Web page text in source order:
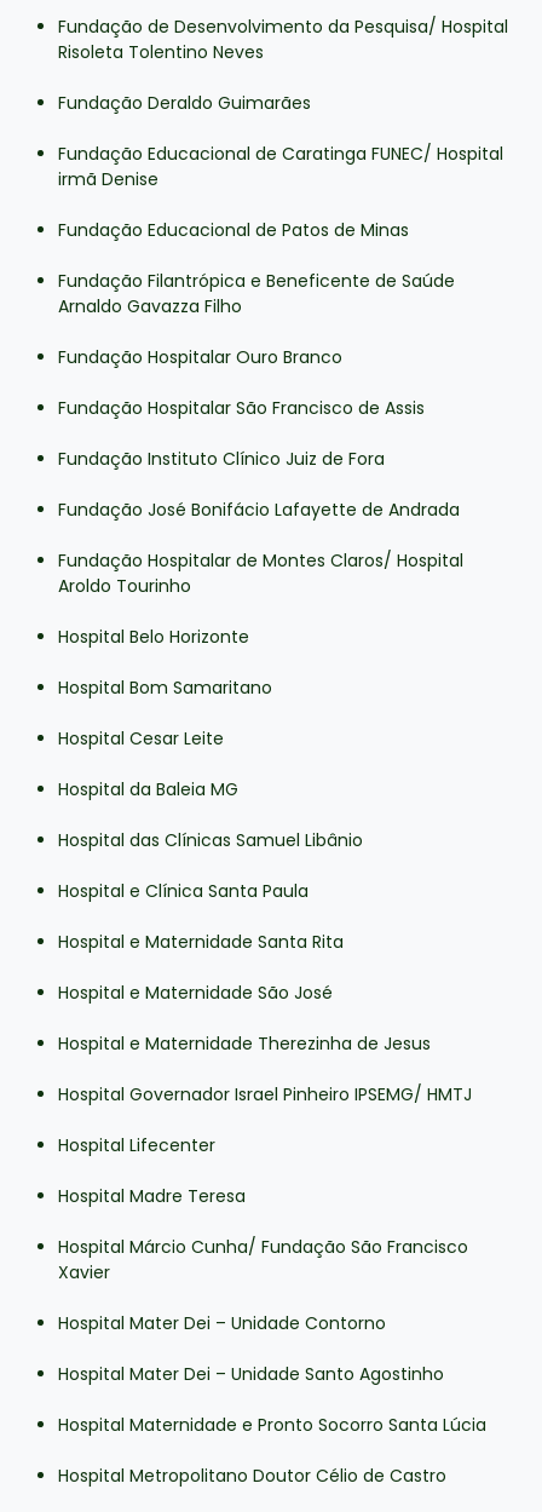
Fundação de Desenvolvimento da Pesquisa/ Hospital
Risoleta Tolentino Neves
Fundação Deraldo Guimarães
Fundação Educacional de Caratinga FUNEC/ Hospital
irmã Denise
Fundação Educacional de Patos de Minas
Fundação Filantrópica e Beneficente de Saúde
Arnaldo Gavazza Filho
Fundação Hospitalar Ouro Branco
Fundação Hospitalar São Francisco de Assis
Fundação Instituto Clínico Juiz de Fora
Fundação José Bonifácio Lafayette de Andrada
Fundação Hospitalar de Montes Claros/ Hospital
Aroldo Tourinho
Hospital Belo Horizonte
Hospital Bom Samaritano
Hospital Cesar Leite
Hospital da Baleia MG
Hospital das Clínicas Samuel Libânio
Hospital e Clínica Santa Paula
Hospital e Maternidade Santa Rita
Hospital e Maternidade São José
Hospital e Maternidade Therezinha de Jesus
Hospital Governador Israel Pinheiro IPSEMG/ HMTJ
Hospital Lifecenter
Hospital Madre Teresa
Hospital Márcio Cunha/ Fundação São Francisco
Xavier
Hospital Mater Dei – Unidade Contorno
Hospital Mater Dei – Unidade Santo Agostinho
Hospital Maternidade e Pronto Socorro Santa Lúcia
Hospital Metropolitano Doutor Célio de Castro